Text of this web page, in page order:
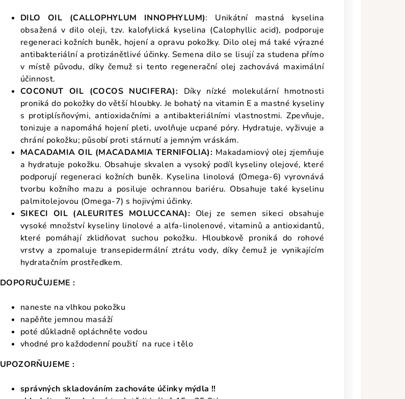
DILO OIL (CALLOPHYLUM INNOPHYLUM): Unikátní mastná kyselina
obsažená v dilo oleji, tzv. kalofylická kyselina (Calophyllic acid), podporuje
regeneraci kožních buněk, hojení a opravu pokožky. Dilo olej má také výrazné
antibakteriální a protizánětlivé účinky. Semena dilo se lisují za studena přímo
v místě původu, díky čemuž si tento regenerační olej zachovává maximální
účinnost.
COCONUT OIL (COCOS NUCIFERA): Díky nízké molekulární hmotnosti
proniká do pokožky do větší hloubky. Je bohatý na vitamin E a mastné kyseliny
s protiplísňovými, antioxidačními a antibakteriálními vlastnostmi. Zpevňuje,
tonizuje a napomáhá hojení pleti, uvolňuje ucpané póry. Hydratuje, vyživuje a
chrání pokožku; působí proti stárnutí a jemným vráskám.
MACADAMIA OIL (MACADAMIA TERNIFOLIA): Makadamiový olej zjemňuje
a hydratuje pokožku. Obsahuje skvalen a vysoký podíl kyseliny olejové, které
podporují regeneraci kožních buněk. Kyselina linolová (Omega-6) vyrovnává
tvorbu kožního mazu a posiluje ochrannou bariéru. Obsahuje také kyselinu
palmitolejovou (Omega-7) s hojivými účinky.
SIKECI OIL (ALEURITES MOLUCCANA): Olej ze semen sikeci obsahuje
vysoké množství kyseliny linolové a alfa-linolenové, vitaminů a antioxidantů,
které pomáhají zklidňovat suchou pokožku. Hloubkově proniká do rohové
vrstvy a zpomaluje transepidermální ztrátu vody, díky čemuž je vynikajícím
hydratačním prostředkem.
DOPORUČUJEME :
naneste na vlhkou pokožku
napěňte jemnou masáží
poté důkladně opláchněte vodou
vhodné pro každodenní použití na ruce i tělo
UPOZORŇUJEME :
správných skladováním zachováte účinky mýdla !!